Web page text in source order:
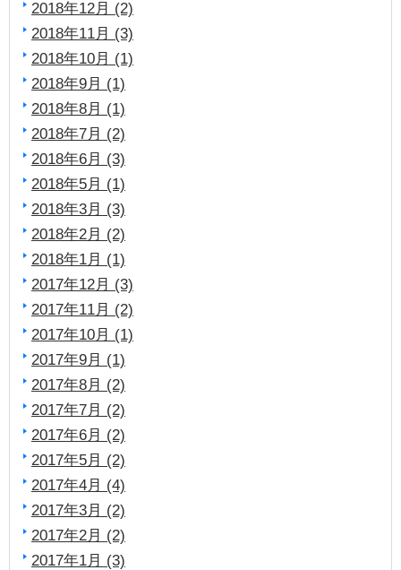
2018年12月 (2)
2018年11月 (3)
2018年10月 (1)
2018年9月 (1)
2018年8月 (1)
2018年7月 (2)
2018年6月 (3)
2018年5月 (1)
2018年3月 (3)
2018年2月 (2)
2018年1月 (1)
2017年12月 (3)
2017年11月 (2)
2017年10月 (1)
2017年9月 (1)
2017年8月 (2)
2017年7月 (2)
2017年6月 (2)
2017年5月 (2)
2017年4月 (4)
2017年3月 (2)
2017年2月 (2)
2017年1月 (3)